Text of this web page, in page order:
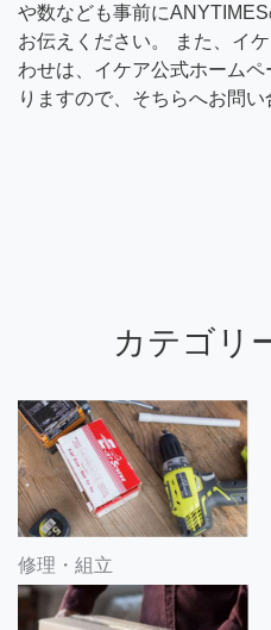
や数なども事前に
お伝えください。 また、イ
わせは、イケア公式ホーム
りますので、そちらへお問い
カテゴリ
修理・組立